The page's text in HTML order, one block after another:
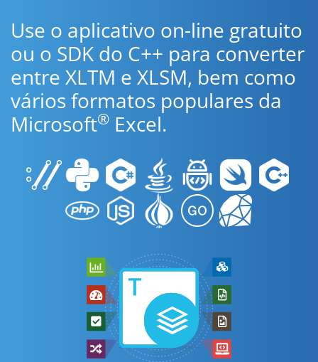
Use o aplicativo on-line gratuito
ou o SDK do C++ para converter
entre XLTM e XLSM, bem como
vários formatos populares da
Microsoft® Excel.